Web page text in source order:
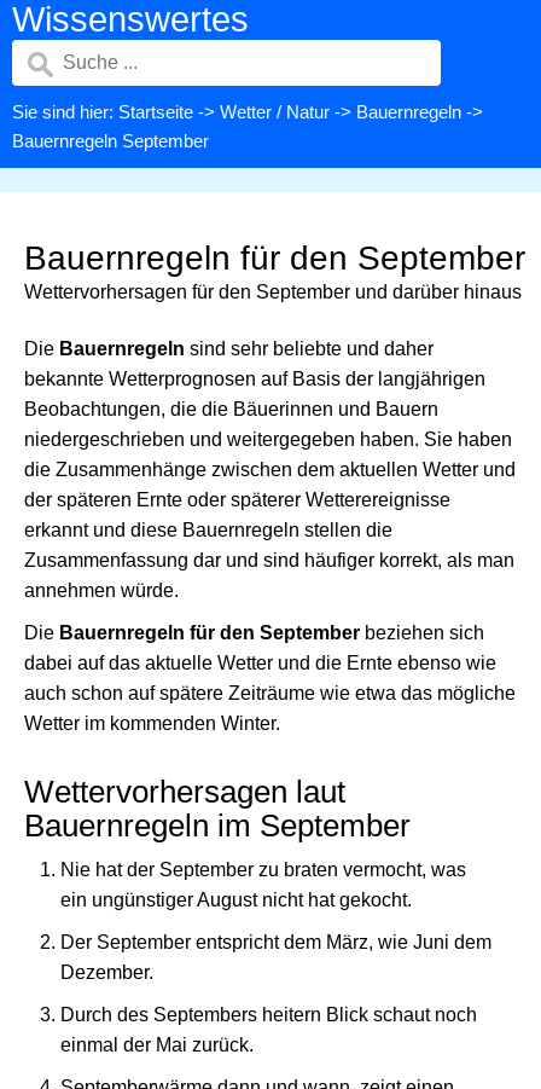
Wissenswertes
Sie sind hier: Startseite -> Wetter / Natur -> Bauernregeln ->
Bauernregeln September
Bauernregeln für den September
Wettervorhersagen für den September und darüber hinaus
Die Bauernregeln sind sehr beliebte und daher
bekannte Wetterprognosen auf Basis der langjährigen
Beobachtungen, die die Bäuerinnen und Bauern
niedergeschrieben und weitergegeben haben. Sie haben
die Zusammenhänge zwischen dem aktuellen Wetter und
der späteren Ernte oder späterer Wetterereignisse
erkannt und diese Bauernregeln stellen die
Zusammenfassung dar und sind häufiger korrekt, als man
annehmen würde.
Die Bauernregeln für den September beziehen sich
dabei auf das aktuelle Wetter und die Ernte ebenso wie
auch schon auf spätere Zeiträume wie etwa das mögliche
Wetter im kommenden Winter.
Wettervorhersagen laut
Bauernregeln im September
Nie hat der September zu braten vermocht, was
ein ungünstiger August nicht hat gekocht.
Der September entspricht dem März, wie Juni dem
Dezember.
Durch des Septembers heitern Blick schaut noch
einmal der Mai zurück.